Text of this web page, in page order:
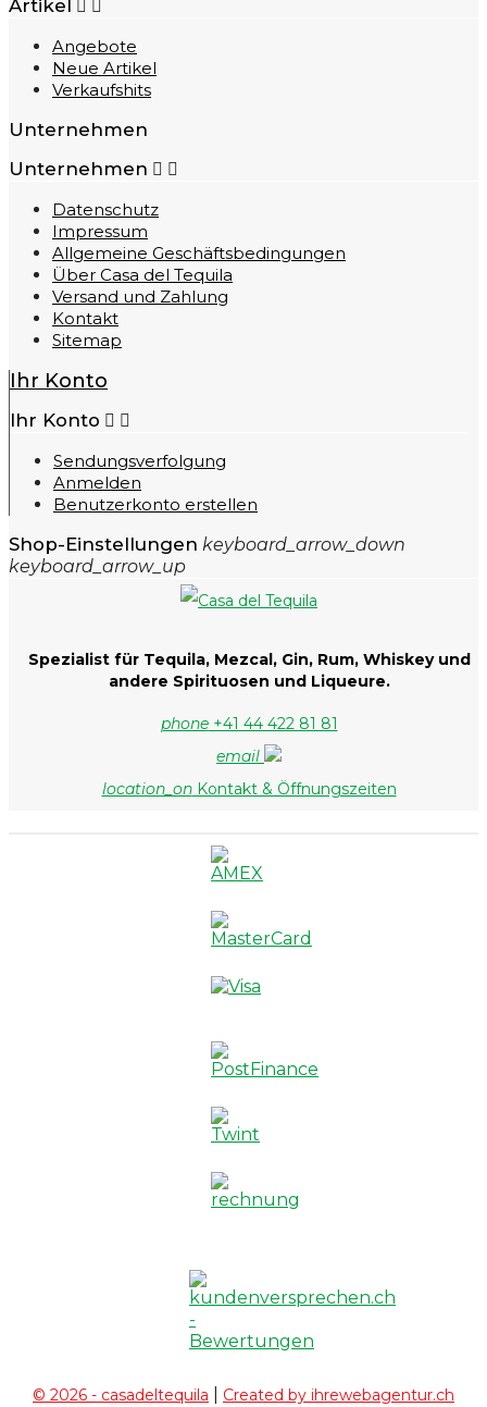
Artikel
Angebote
Neue Artikel
Verkaufshits
Unternehmen
Unternehmen  
Datenschutz
Impressum
Allgemeine Geschäftsbedingungen
Über Casa del Tequila
Versand und Zahlung
Kontakt
Sitemap
Ihr Konto
Ihr Konto  
Sendungsverfolgung
Anmelden
Benutzerkonto erstellen
Shop-Einstellungen keyboard_arrow_down
keyboard_arrow_up
Spezialist für Tequila, Mezcal, Gin, Rum, Whiskey und
andere Spirituosen und Liqueure.
phone+41 44 422 81 81
email
location_onKontakt & Öffnungszeiten
© 2026 - casadeltequila Created by ihrewebagentur.ch